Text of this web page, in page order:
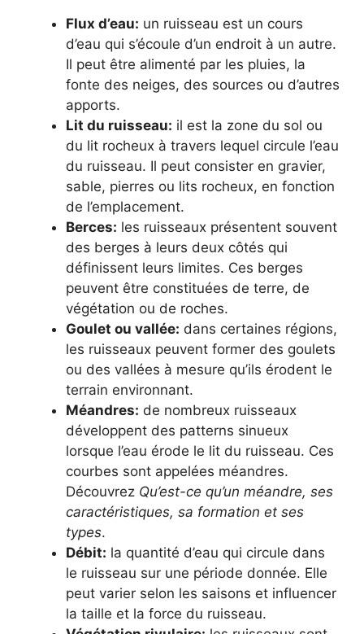
Flux d’eau: un ruisseau est un cours
d’eau qui s’écoule d’un endroit à un autre.
Il peut être alimenté par les pluies, la
fonte des neiges, des sources ou d’autres
apports.
Lit du ruisseau: il est la zone du sol ou
du lit rocheux à travers lequel circule l’eau
du ruisseau. Il peut consister en gravier,
sable, pierres ou lits rocheux, en fonction
de l’emplacement.
Berces: les ruisseaux présentent souvent
des berges à leurs deux côtés qui
définissent leurs limites. Ces berges
peuvent être constituées de terre, de
végétation ou de roches.
Goulet ou vallée: dans certaines régions,
les ruisseaux peuvent former des goulets
ou des vallées à mesure qu’ils érodent le
terrain environnant.
Méandres: de nombreux ruisseaux
développent des patterns sinueux
lorsque l’eau érode le lit du ruisseau. Ces
courbes sont appelées méandres.
Découvrez Qu’est-ce qu’un méandre, ses
caractéristiques, sa formation et ses
types.
Débit: la quantité d’eau qui circule dans
le ruisseau sur une période donnée. Elle
peut varier selon les saisons et influencer
la taille et la force du ruisseau.